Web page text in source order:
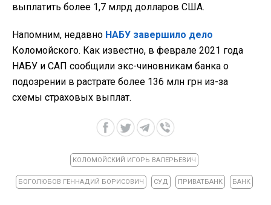
выплатить более 1,7 млрд долларов США.
Напомним, недавно НАБУ завершило дело
Коломойского. Как известно, в феврале 2021 года
НАБУ и САП сообщили экс-чиновникам банка о
подозрении в растрате более 136 млн грн из-за
схемы страховых выплат.
КОЛОМОЙСКИЙ ИГОРЬ ВАЛЕРЬЕВИЧ
БОГОЛЮБОВ ГЕННАДИЙ БОРИСОВИЧ СУД ПРИВАТБАНК БАНК